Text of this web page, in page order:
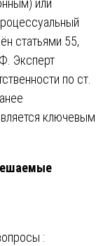
или
статьями 55,
Эксперт
по ст.
ключевым
: